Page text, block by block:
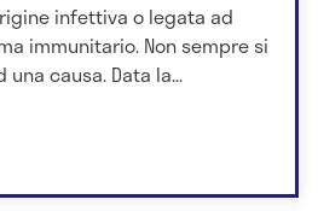
infettiva o legata ad
immunitario. Non sempre si
causa. Data la...